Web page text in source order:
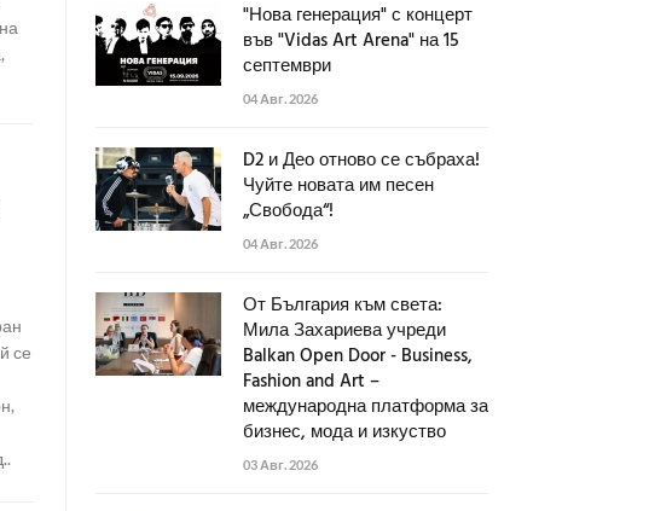
се
"Нова генерация" с концерт
във "Vidas Art Arena" на 15
септември
04 Авг. 2026
D2 и Део отново се събраха!
Чуйте новата им песен
„Свобода“!
04 Авг. 2026
От България към света:
Мила Захариева учреди
Balkan Open Door - Business,
Fashion and Art –
международна платформа за
бизнес, мода и изкуство
03 Авг. 2026